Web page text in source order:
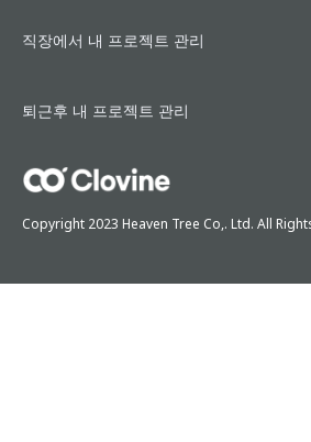
직장에서 내 프로젝트 관리
퇴근후 내 프로젝트 관리
Copyright 2023 Heaven Tree Co,. Ltd. All